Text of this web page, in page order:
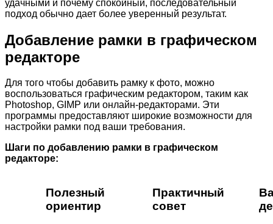
удачными и почему спокойный, последовательный
подход обычно дает более уверенный результат.
Добавление рамки в графическом
редакторе
Для того чтобы добавить рамку к фото, можно
воспользоваться графическим редактором, таким как
Photoshop, GIMP или онлайн-редакторами. Эти
программы предоставляют широкие возможности для
настройки рамки под ваши требования.
Шаги по добавлению рамки в графическом
редакторе:
Полезный
ориентир
Практичный
совет